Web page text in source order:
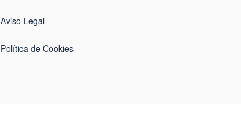
Aviso Legal
Política de Cookies